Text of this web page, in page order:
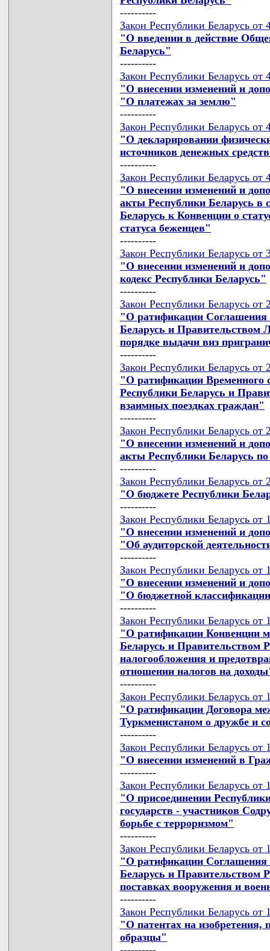
----------
Закон Республики Беларусь от
"О введении в действие
Беларусь"
----------
Закон Республики Беларусь от
"О внесении изменений и
"О платежах за землю"
----------
Закон Республики Беларусь от
"О декларировании
источников денежных
----------
Закон Республики Беларусь от
"О внесении изменений и
акты Республики Беларусь в
Беларусь к Конвенции о
статуса беженцев"
----------
Закон Республики Беларусь от
"О внесении изменений и
кодекс Республики Беларусь"
----------
Закон Республики Беларусь от
"О ратификации Соглашения
Беларусь и Правительством
порядке выдачи виз
----------
Закон Республики Беларусь от
"О ратификации Временного
Республики Беларусь и
взаимных поездках граждан"
----------
Закон Республики Беларусь от
"О внесении изменений и
акты Республики Беларусь
----------
Закон Республики Беларусь от
"О бюджете Республики
----------
Закон Республики Беларусь от
"О внесении изменений и
"Об аудиторской
----------
Закон Республики Беларусь от
"О внесении изменений и
"О бюджетной
----------
Закон Республики Беларусь от
"О ратификации Конвенции
Беларусь и Правительством
налогообложения и
отношении налогов на
----------
Закон Республики Беларусь от
"О ратификации Договора
Туркменистаном о дружбе и
----------
Закон Республики Беларусь от
"О внесении изменений в
----------
Закон Республики Беларусь от
"О присоединении
государств - участников
борьбе с терроризмом"
----------
Закон Республики Беларусь от
"О ратификации Соглашения
Беларусь и Правительством
поставках вооружения и
----------
Закон Республики Беларусь от
"О патентах на
образцы"